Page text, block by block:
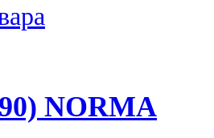
NORMA